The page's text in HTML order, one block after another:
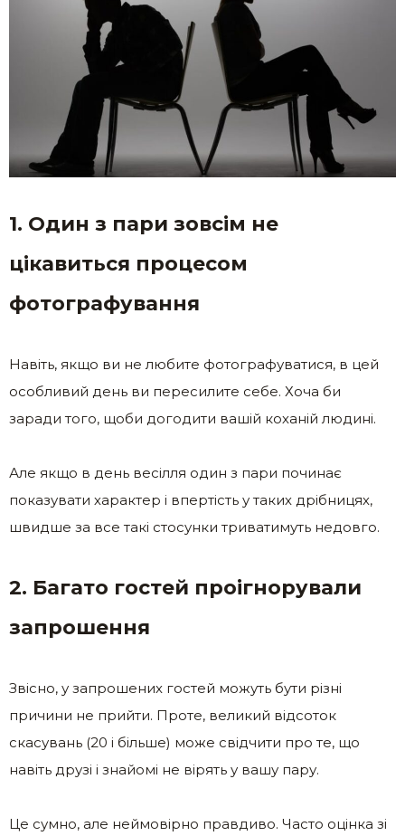
1. Один з пари зовсім не
цікавиться процесом
фотографування
Навіть, якщо ви не любите фотографуватися, в цей
особливий день ви пересилите себе. Хоча би
заради того, щоби догодити вашій коханій людині.
Але якщо в день весілля один з пари починає
показувати характер і впертість у таких дрібницях,
швидше за все такі стосунки триватимуть недовго.
2. Багато гостей проігнорували
запрошення
Звісно, у запрошених гостей можуть бути різні
причини не прийти. Проте, великий відсоток
скасувань (20 і більше) може свідчити про те, що
навіть друзі і знайомі не вірять у вашу пару.
Це сумно, але неймовірно правдиво. Часто оцінка зі